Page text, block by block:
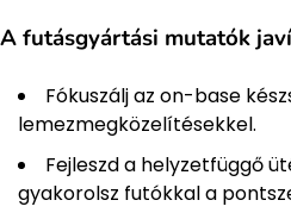
A futásgyártási mutatók
Fókuszálj az on-base
lemezmegközelítésekkel.
Fejleszd a helyzetfüggő
gyakorolsz futókkal a